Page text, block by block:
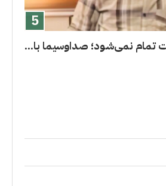
تمام نمی‌شود؛ صداوسیما با...